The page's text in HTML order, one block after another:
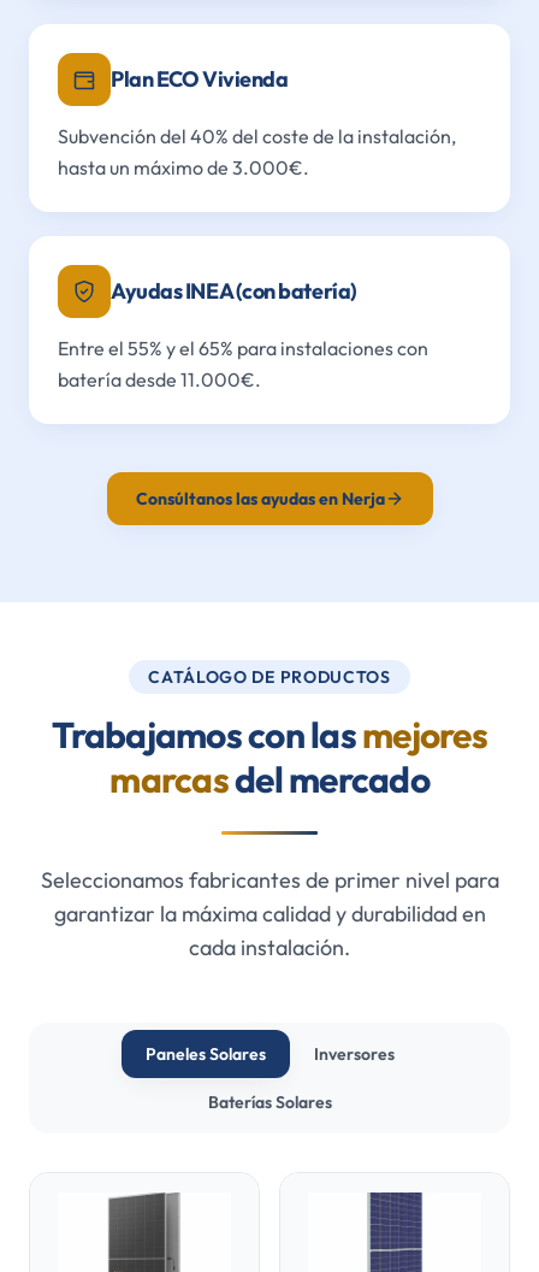
Plan ECO Vivienda
Subvención del 40% del coste de la instalación,
hasta un máximo de 3.000€.
Ayudas INEA (con batería)
Entre el 55% y el 65% para instalaciones con
batería desde 11.000€.
Consúltanos las ayudas en Nerja
CATÁLOGO DE PRODUCTOS
Trabajamos con lasmejores
marcasdel mercado
Seleccionamos fabricantes de primer nivel para
garantizar la máxima calidad y durabilidad en
cada instalación.
Paneles Solares Inversores
Baterías Solares